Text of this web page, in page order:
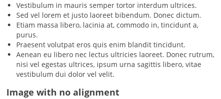
Vestibulum in mauris semper tortor interdum ultrices.
Sed vel lorem et justo laoreet bibendum. Donec dictum.
Etiam massa libero, lacinia at, commodo in, tincidunt a,
purus.
Praesent volutpat eros quis enim blandit tincidunt.
Aenean eu libero nec lectus ultricies laoreet. Donec rutrum,
nisi vel egestas ultrices, ipsum urna sagittis libero, vitae
vestibulum dui dolor vel velit.
Image with no alignment